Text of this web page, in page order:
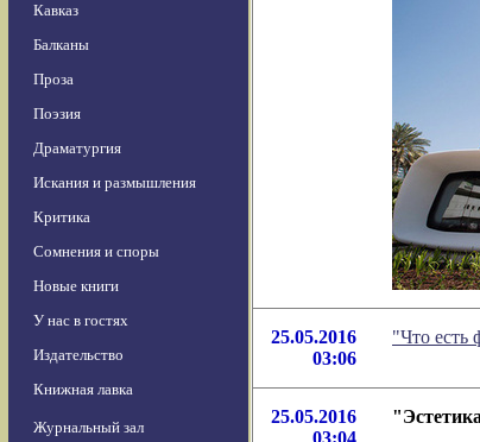
Кавказ
Балканы
Проза
Поэзия
Драматургия
Искания и размышления
Критика
Сомнения и споры
Новые книги
У нас в гостях
Издательство
Книжная лавка
Журнальный зал
25.05.2016
03:06
"Что есть
25.05.2016